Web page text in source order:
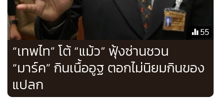
เที่ยวกวนใจประเทศอื่นๆ เขา เพราะถึงแม้ว่า ผมจะมีหัวใจเป็น
ไทยล้าน % ก็ไม่ได้ใช้พาสปอร์ตไทย ก็คุณใช้ความโกรธแค้นถอน
ไป เลยพลาด" และข้อความ "ผมอยากชวนคุณอภิสิทธิ์ มาทาน
เนื้ออูฐแถวนี้ จะได้เข้าใจอะไรมากขึ้น ว่างๆ ก็เดินสายอาเซียนให้
ครบด้วย เพราะมันเป็นประเพณีปฏิบัติของอาเซียน และ ขอ
อนุญาตเข้านอนก่อนนะครับ พรุ่งนี้ ต้องออกแต่เช้าไป Abu
Dhabi เพื่อไปอวยพรปีใหม่ Sheikh ตามประเพณีของศาสนา
55
“เทพไท” โต้ “แม้ว” ฟุ้งซ่านชวน
“มาร์ค” กินเนื้ออูฐ ตอกไม่นิยมกินของ
แปลก